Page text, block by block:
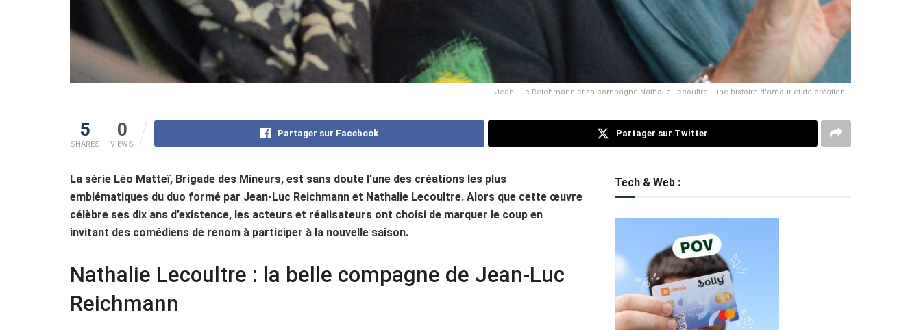
Jean-Luc Reichmann et sa compagne Nathalie Lecoultre : une histoire d'amour et de création...
5
SHARES
0
VIEWS
Partager sur Facebook Partager sur Twitter
La série Léo Matteï, Brigade des Mineurs, est sans doute l’une des créations les plus
emblématiques du duo formé par Jean-Luc Reichmann et Nathalie Lecoultre. Alors que cette œuvre
célèbre ses dix ans d’existence, les acteurs et réalisateurs ont choisi de marquer le coup en
invitant des comédiens de renom à participer à la nouvelle saison.
Nathalie Lecoultre : la belle compagne de Jean-Luc
Reichmann
Tech & Web :